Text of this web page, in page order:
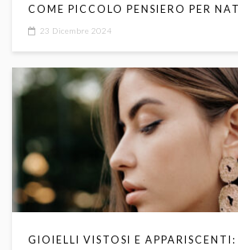
COME PICCOLO PENSIERO PER
23 Dicembre 2024
GIOIELLI VISTOSI E